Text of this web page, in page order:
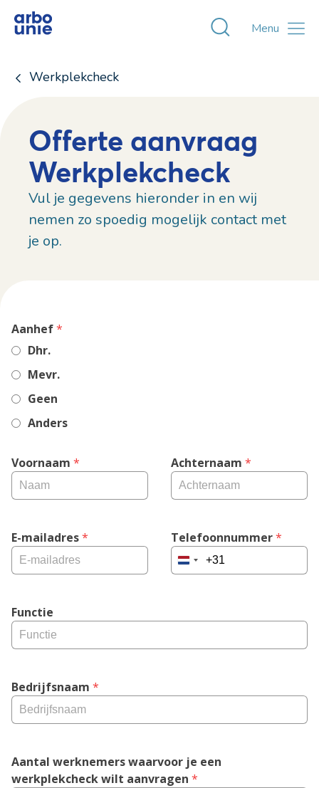
Toggle
Menu
Werkplekcheck
Offerte aanvraag
Werkplekcheck
Vul je gegevens hieronder in en wij
nemen zo spoedig mogelijk contact met
je op.
Aanhef,*
Dhr.
Mevr.
Geen
Anders
Voornaam * Achternaam *
E-mailadres * Telefoonnummer *
Netherlands
Functie
Bedrijfsnaam *
Aantal werknemers waarvoor je een
werkplekcheck wilt aanvragen *